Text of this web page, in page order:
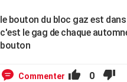
le bouton du bloc gaz est
c'est le gag de chaque
bouton
Commenter 0